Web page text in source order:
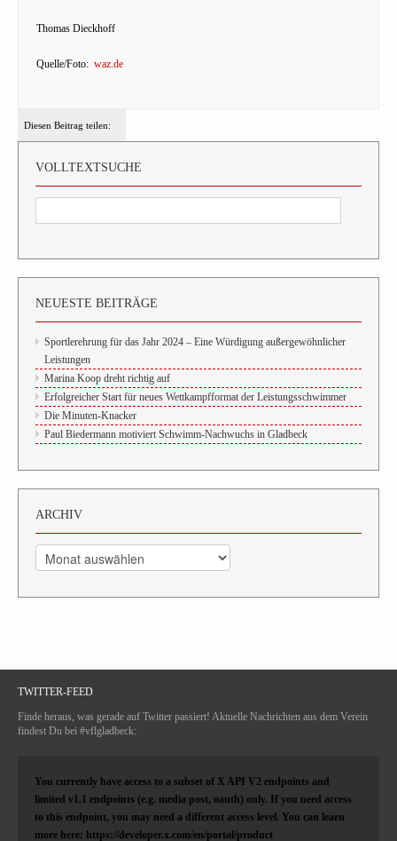
Thomas Dieckhoff
Quelle/Foto: waz.de
Diesen Beitrag teilen:
VOLLTEXTSUCHE
NEUESTE BEITRÄGE
Sportlerehrung für das Jahr 2024 – Eine Würdigung außergewöhnlicher
Leistungen
Marina Koop dreht richtig auf
Erfolgreicher Start für neues Wettkampfformat der Leistungsschwimmer
Die Minuten-Knacker
Paul Biedermann motiviert Schwimm-Nachwuchs in Gladbeck
ARCHIV
Archiv
TWITTER-FEED
Finde heraus, was gerade auf Twitter passiert! Aktuelle Nachrichten aus dem Verein
findest Du bei #vflgladbeck:
You currently have access to a subset of X API V2 endpoints and
limited v1.1 endpoints (e.g. media post, oauth) only. If you need access
to this endpoint, you may need a different access level. You can learn
more here: https://developer.x.com/en/portal/product